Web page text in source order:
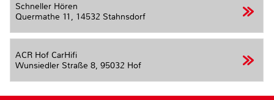
Schneller Hören
Quermathe 11, 14532 Stahnsdorf
ACR Hof CarHifi
Wunsiedler Straße 8, 95032 Hof